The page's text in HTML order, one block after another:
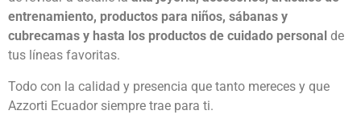
entrenamiento, productos para niños, sábanas y
cubrecamas y hasta los productos de cuidado personal de
tus líneas favoritas.
Todo con la calidad y presencia que tanto mereces y que
Azzorti Ecuador siempre trae para ti.